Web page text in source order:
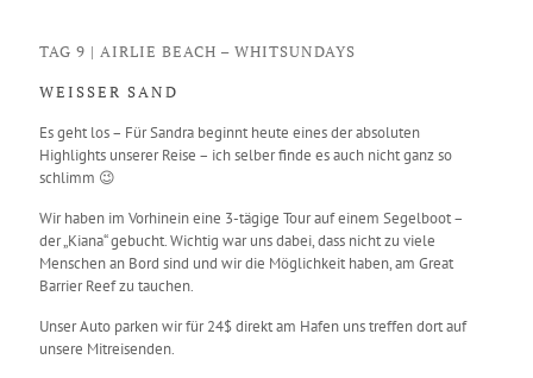
TAG 9 | AIRLIE BEACH – WHITSUNDAYS
WEISSER SAND
Es geht los – Für Sandra beginnt heute eines der absoluten
Highlights unserer Reise – ich selber finde es auch nicht ganz so
schlimm 😉
Wir haben im Vorhinein eine 3-tägige Tour auf einem Segelboot –
der „Kiana“ gebucht. Wichtig war uns dabei, dass nicht zu viele
Menschen an Bord sind und wir die Möglichkeit haben, am Great
Barrier Reef zu tauchen.
Unser Auto parken wir für 24$ direkt am Hafen uns treffen dort auf
unsere Mitreisenden.